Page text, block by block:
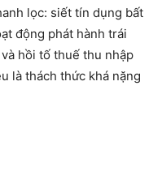
lọc: siết tín dụng bất
động phát hành trái
hồi tố thuế thu nhập
là thách thức khá nặng